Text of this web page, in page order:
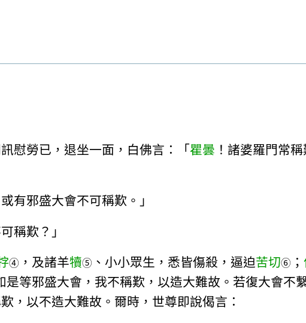
慰勞已，退坐一面，白佛言：「 瞿曇 ！諸婆羅門常稱
有邪盛大會不可稱歎。」
稱歎？」
④ ，及諸羊犢⑤ 、小小眾生，悉皆傷殺，逼迫苦切⑥ ；
是等邪盛大會，我不稱歎，以造大難故。若復大會不
，以不造大難故。爾時，世尊即說偈言：